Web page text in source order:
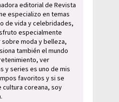
editorial de Revista
especializo en temas
de vida y celebridades,
especialmente
moda y belleza,
también el mundo
ver
y series es uno de mis
favoritos y si se
cultura coreana, soy